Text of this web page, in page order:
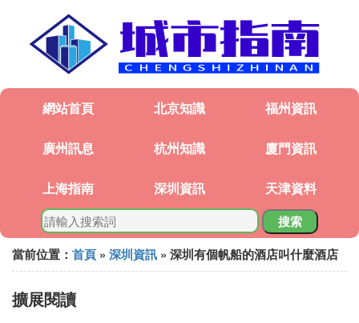
網站首頁 北京知識 福州資訊
廣州訊息 杭州知識 廈門資訊
上海指南 深圳資訊 天津資料
搜索
當前位置： 首頁 » 深圳資訊 » 深圳有個帆船的酒店叫什麼酒店
擴展閱讀